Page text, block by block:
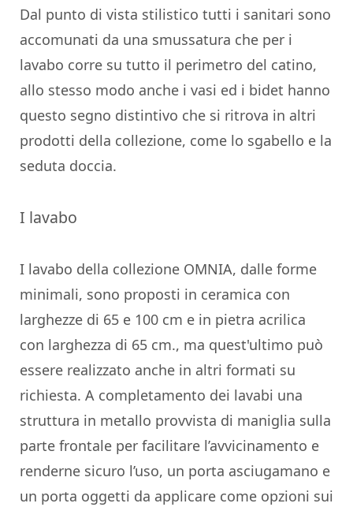
Dal punto di vista stilistico tutti i sanitari sono
accomunati da una smussatura che per i
lavabo corre su tutto il perimetro del catino,
allo stesso modo anche i vasi ed i bidet hanno
questo segno distintivo che si ritrova in altri
prodotti della collezione, come lo sgabello e la
seduta doccia.
I lavabo
I lavabo della collezione OMNIA, dalle forme
minimali, sono proposti in ceramica con
larghezze di 65 e 100 cm e in pietra acrilica
con larghezza di 65 cm., ma quest'ultimo può
essere realizzato anche in altri formati su
richiesta. A completamento dei lavabi una
struttura in metallo provvista di maniglia sulla
parte frontale per facilitare l’avvicinamento e
renderne sicuro l’uso, un porta asciugamano e
un porta oggetti da applicare come opzioni sui